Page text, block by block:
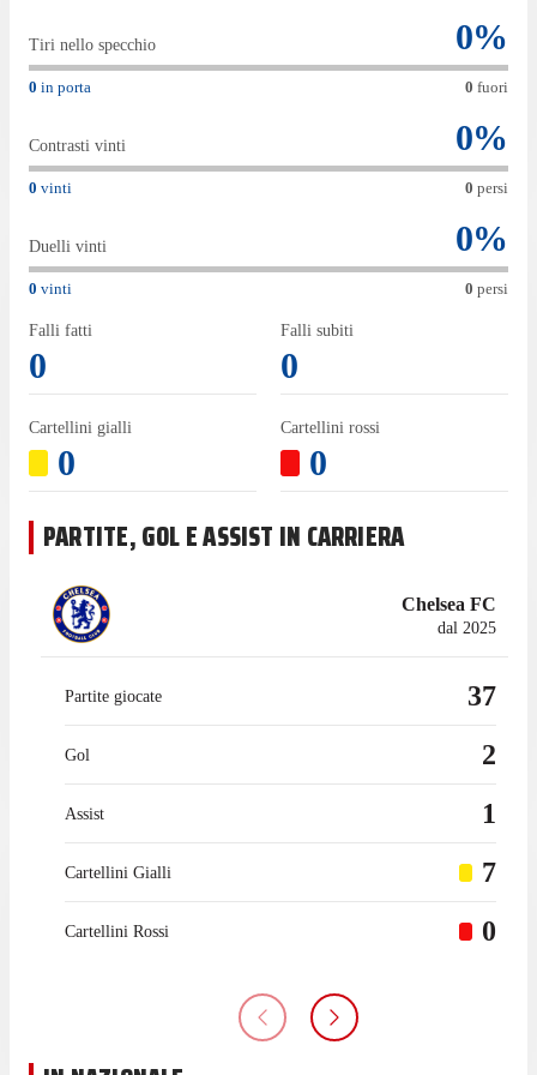
Tiri nello specchio 0%
0 in porta 0 fuori
Contrasti vinti 0%
0 vinti 0 persi
Duelli vinti 0%
0 vinti 0 persi
Falli fatti
0
Falli subiti
0
Cartellini gialli
0
Cartellini rossi
0
PARTITE, GOL E ASSIST IN CARRIERA
Chelsea FC
dal 2025
Partite giocate 37
Gol 2
Assist 1
Cartellini Gialli 7
Cartellini Rossi 0